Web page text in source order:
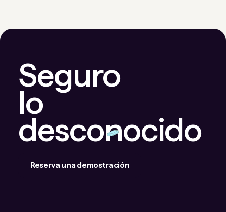
Seguro
lo
desconocido
Reserva una demostración